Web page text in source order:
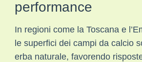
performance
In regioni come la Toscana e
le superfici dei campi da calcio
erba naturale, favorendo